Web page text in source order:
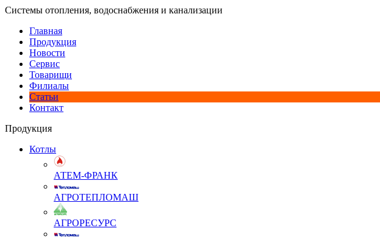
Системы отопления, водоснабжения и канализации
Главная
Продукция
Новости
Сервис
Товарищи
Филиалы
Статьи
Контакт
Продукция
Котлы
АТЕМ-ФРАНК
АГРОТЕПЛОМАШ
АГРОРЕСУРС